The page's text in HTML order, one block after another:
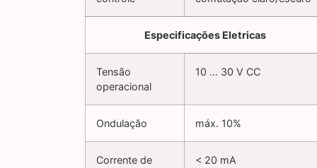
Especificações Eletricas
Tensão
operacional
10 … 30 V CC
Ondulação máx. 10%
Corrente de
< 20 mA